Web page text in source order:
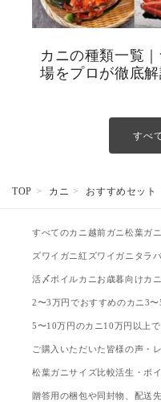
カニの種類一覧
場をプロが徹底
すべ
TOP カニ おすすめセット
すべてのカニ 越前ガニ松葉ガ
ズワイガニ紅ズワイガニ タラ
活〆ボイルカニお歳暮向けカ
2〜3万円でおすすめのカニ3〜
5〜10万円のカニ10万円以上
ご購入いただいた皆様の声・
松葉ガニサイズ比較活生・ボ
贈答用の梱包や同封物、配送